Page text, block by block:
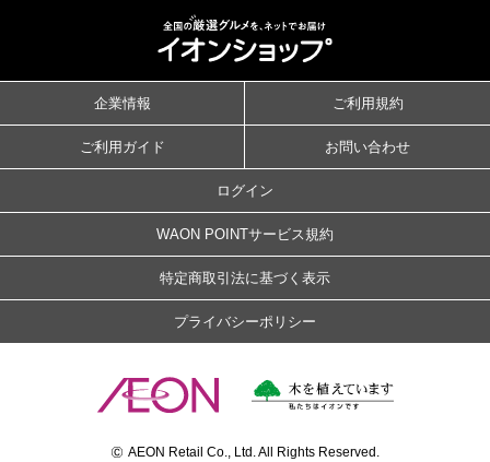
企業情報 ご利用規約
ご利用ガイド お問い合わせ
ログイン
WAON POINTサービス規約
特定商取引法に基づく表示
プライバシーポリシー
© AEON Retail Co., Ltd. All Rights Reserved.